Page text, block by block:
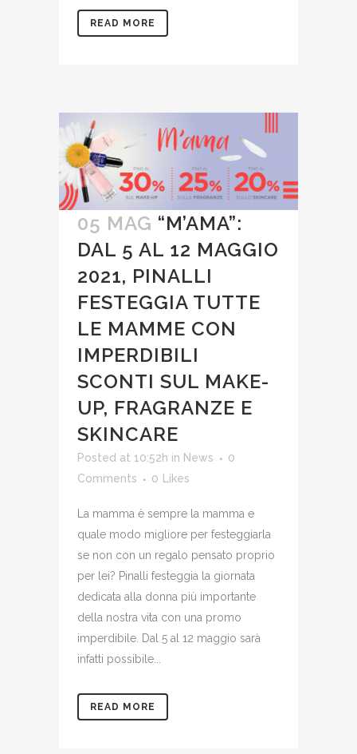
READ MORE
05 MAG “M’AMA”:
DAL 5 AL 12 MAGGIO
2021, PINALLI
FESTEGGIA TUTTE
LE MAMME CON
IMPERDIBILI
SCONTI SUL MAKE-
UP, FRAGRANZE E
SKINCARE
Posted at 10:52h in News
0
Comments
0 Likes
La mamma è sempre la mamma e
quale modo migliore per festeggiarla
se non con un regalo pensato proprio
per lei? Pinalli festeggia la giornata
dedicata alla donna più importante
della nostra vita con una promo
imperdibile. Dal 5 al 12 maggio sarà
infatti possibile...
READ MORE